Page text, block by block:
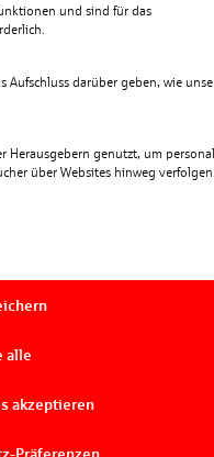
und sind für das
Aufschluss darüber geben, wie
Herausgebern genutzt, um
über Websites hinweg verfolgen.
alle
akzeptieren